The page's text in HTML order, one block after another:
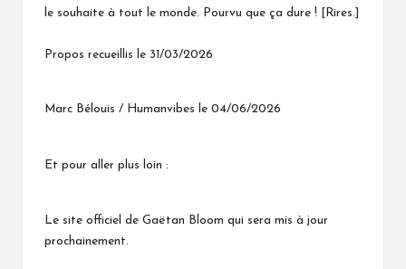
le souhaite à tout le monde. Pourvu que ça dure ! [Rires.]
Propos recueillis le 31/03/2026
Marc Bélouis / Humanvibes le 04/06/2026
Et pour aller plus loin :
Le site officiel de Gaëtan Bloom qui sera mis à jour
prochainement.